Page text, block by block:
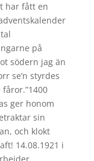
har fått en
på
södern jag än
se’n styrdes
ger honom
sin
och klokt
14.08.1921 i